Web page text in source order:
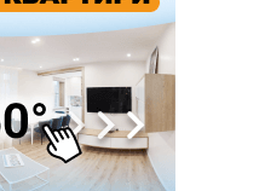
1,5 га лісу із трьома
громаді
зробити сквер з
будинку травмувалась
встановили Рекорд